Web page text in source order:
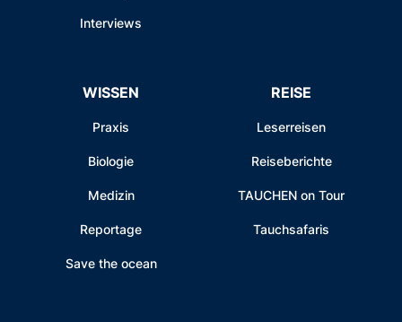
Interviews
WISSEN
Praxis
Biologie
Medizin
Reportage
Save the ocean
REISE
Leserreisen
Reiseberichte
TAUCHEN on Tour
Tauchsafaris